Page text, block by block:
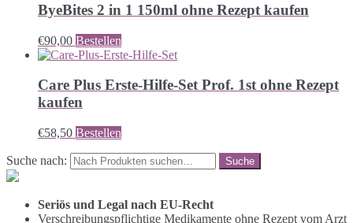
ByeBites 2 in 1 150ml ohne Rezept kaufen
€90,00 Bestellen
Care Plus Erste-Hilfe-Set Prof. 1st ohne Rezept
kaufen
€58,50 Bestellen
Suche nach:
Seriös und Legal nach EU-Recht
Verschreibungspflichtige Medikamente ohne Rezept vom Arzt